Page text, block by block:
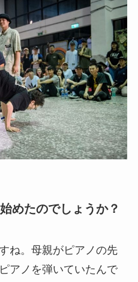
めたのでしょうか？
ね。母親がピアノの先
アノを弾いていたんで